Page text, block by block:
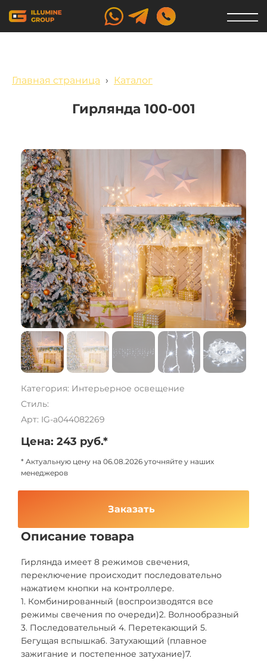
Главная страница › Каталог
Гирлянда 100-001
Категория: Интерьерное освещение
Стиль:
Арт: IG-a044082269
Цена: 243 руб.*
* Актуальную цену на 06.08.2026 уточняйте у наших
менеджеров
Заказать
Описание товара
Гирлянда имеет 8 режимов свечения,
переключение происходит последовательно
нажатием кнопки на контроллере.
1. Комбинированный (воспроизводятся все
режимы свечения по очереди)2. Волнообразный
3. Последовательный 4. Перетекающий 5.
Бегущая вспышка6. Затухающий (плавное
зажигание и постепенное затухание)7.